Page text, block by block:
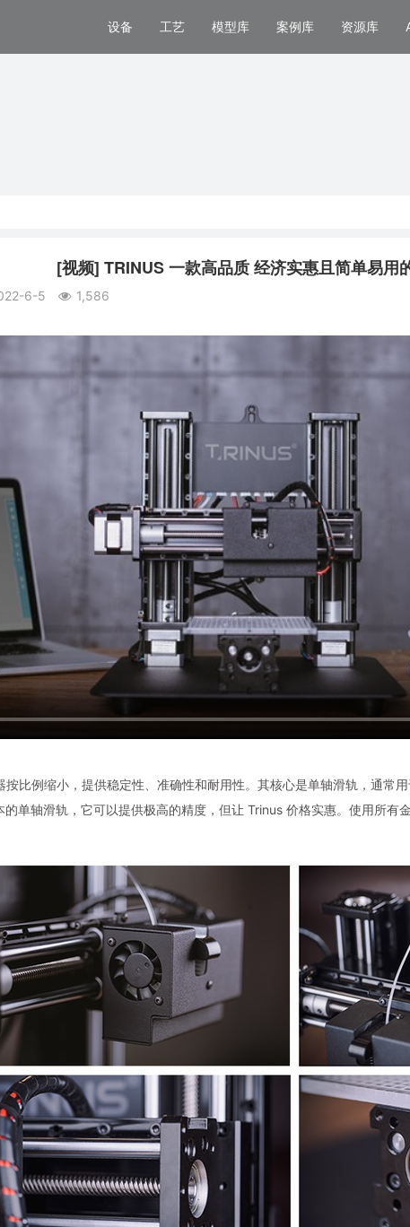
设备 工艺 模型库 案例库 资源库
[视频] TRINUS 一款高品质 经济实惠且简单易用
6-5 1,586
按比例缩小，提供稳定性、准确性和耐用性。其核心是单轴滑轨，通常
的单轴滑轨，它可以提供极高的精度，但让 Trinus 价格实惠。使用所有